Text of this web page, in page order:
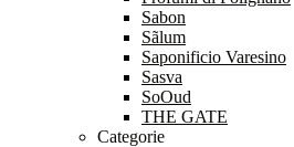
Sabon
Sãlum
Saponificio Varesino
Sasva
SoOud
THE GATE
Categorie